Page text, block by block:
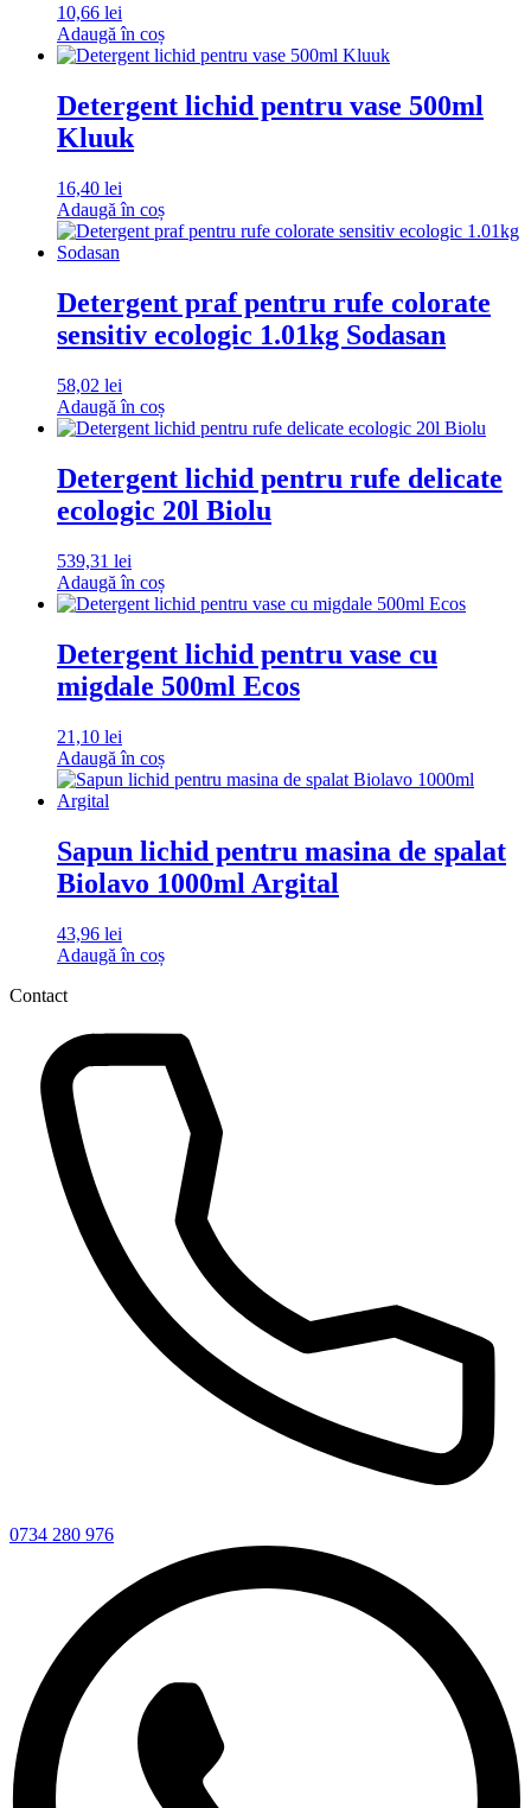
10,66 lei
Adaugă în coș
Detergent lichid pentru vase 500ml
Kluuk
16,40 lei
Adaugă în coș
Detergent praf pentru rufe colorate
sensitiv ecologic 1.01kg Sodasan
58,02 lei
Adaugă în coș
Detergent lichid pentru rufe delicate
ecologic 20l Biolu
539,31 lei
Adaugă în coș
Detergent lichid pentru vase cu
migdale 500ml Ecos
21,10 lei
Adaugă în coș
Sapun lichid pentru masina de spalat
Biolavo 1000ml Argital
43,96 lei
Adaugă în coș
Contact
0734 280 976